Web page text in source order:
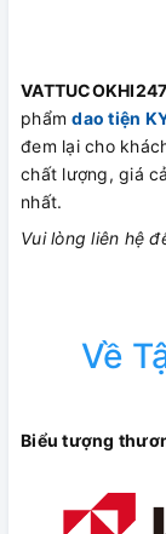
VATTUCOKHI247
phẩmdao tiện
đem lại cho
chất lượng, giá
nhất.
Vui lòng liên hệ
Về
Biểu tượng